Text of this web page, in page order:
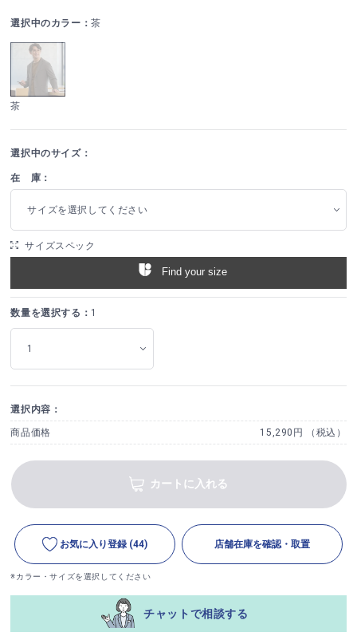
選択中のカラー：茶
茶
選択中のサイズ：
在 庫：
サイズを選択してください
サイズスペック
Find your size
数量を選択する： 1
選択内容：
商品価格 15,290円 （税込）
カートに入れる
お気に入り登録 (44) 店舗在庫を確認・取置
※カラー・サイズを選択してください
チャットで相談する